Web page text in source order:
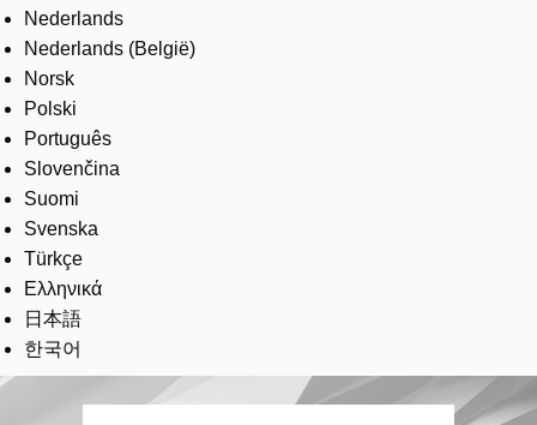
Nederlands
Nederlands (België)
Norsk
Polski
Português
Slovenčina
Suomi
Svenska
Türkçe
Ελληνικά
日本語
한국어